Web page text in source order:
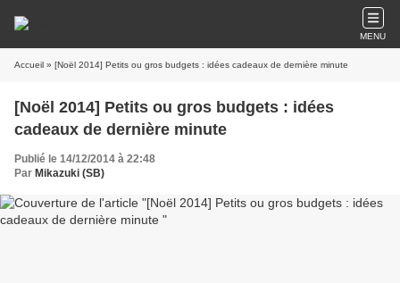
MENU
Accueil » [Noël 2014] Petits ou gros budgets : idées cadeaux de dernière minute
[Noël 2014] Petits ou gros budgets : idées
cadeaux de dernière minute
Publié le 14/12/2014 à 22:48
Par Mikazuki (SB)